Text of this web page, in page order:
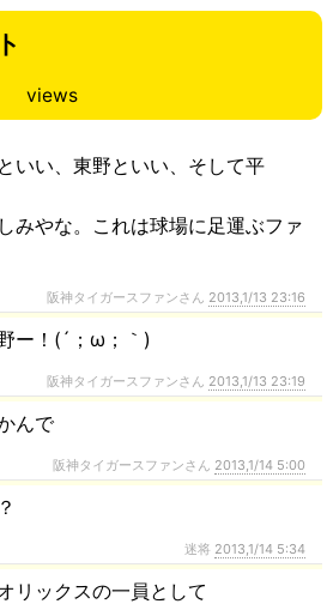
views
いい、東野といい、そして平
みやな。これは球場に足運ぶファ
阪神タイガースファンさん 2013,1/13 23:16
ー！(´；ω；｀)
阪神タイガースファンさん 2013,1/13 23:19
んで
阪神タイガースファンさん 2013,1/14 5:00
迷将 2013,1/14 5:34
リックスの一員として